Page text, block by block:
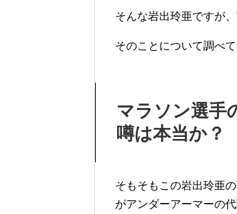
そんな岩出玲亜ですが
そのことについて調べて
マラソン選手
噂は本当か？
そもそもこの岩出玲亜
がアンダーアーマーの